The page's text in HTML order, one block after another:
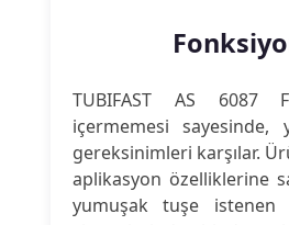
TUBIFAST AS 6087
içermemesi sayesinde,
gereksinimleri karşılar.
aplikasyon özelliklerine
yumuşak tuşe istenen